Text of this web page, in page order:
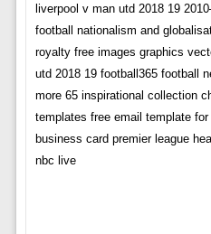
liverpool v man utd 2018 19
football nationalism and
royalty free images graphics
utd 2018 19 football365 football
more 65 inspirational collection
templates free email template
business card premier league
nbc live